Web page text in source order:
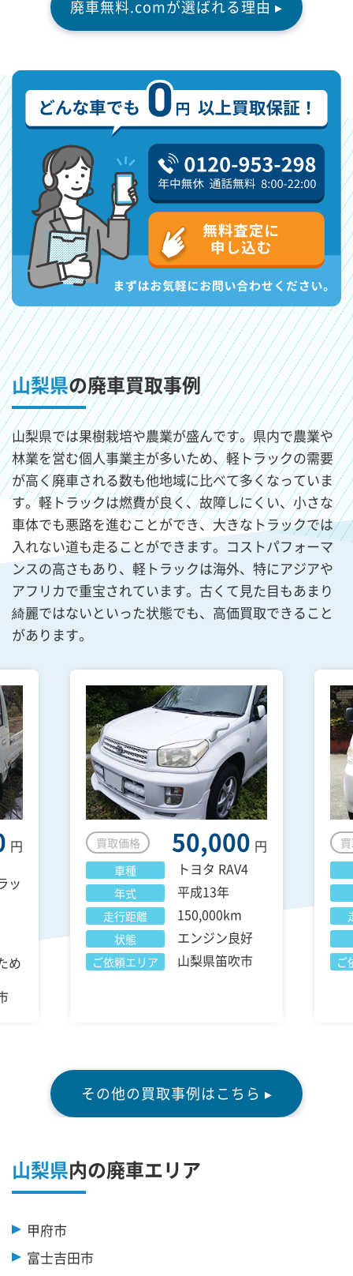
廃車無料.comが選ばれる理由 ▸
山梨県の廃車買取事例
山梨県では果樹栽培や農業が盛んです。県内で農業や
林業を営む個人事業主が多いため、軽トラックの需要
が高く廃車される数も他地域に比べて多くなっていま
す。軽トラックは燃費が良く、故障しにくい、小さな
車体でも悪路を進むことができ、大きなトラックでは
入れない道も走ることができます。コストパフォーマ
ンスの高さもあり、軽トラックは海外、特にアジアや
アフリカで重宝されています。古くて見た目もあまり
綺麗ではないといった状態でも、高価買取できること
があります。
円
ッ
め
買取価格 50,000 円
車種 トヨタ RAV4
年式 平成13年
走行距離 150,000km
状態 エンジン良好
ご依頼エリア 山梨県笛吹市 ご
その他の買取事例はこちら ▸
山梨県内の廃車エリア
甲府市
富士吉田市